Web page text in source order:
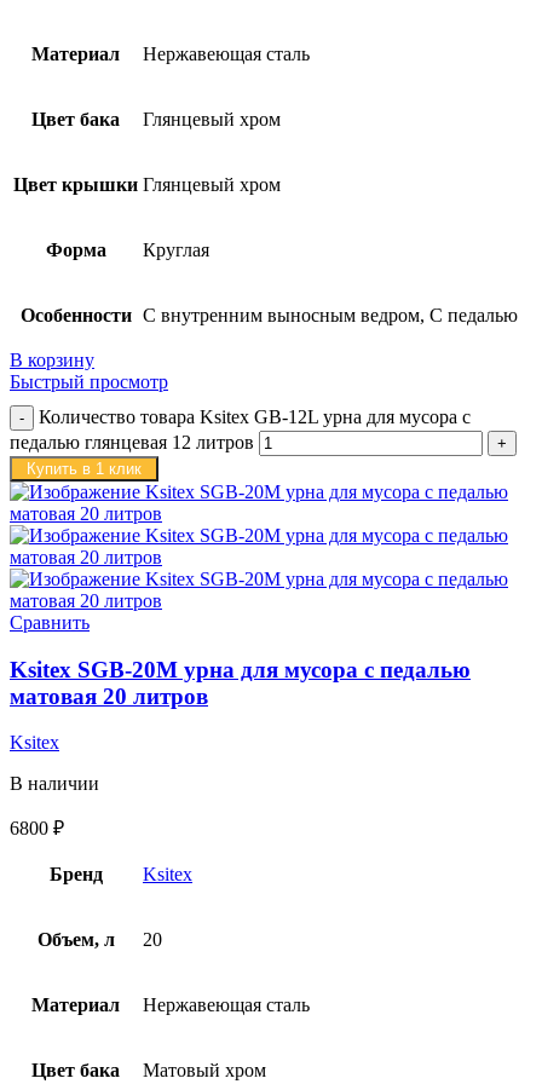
Материал Нержавеющая сталь
Цвет бака Глянцевый хром
Цвет крышки Глянцевый хром
Форма Круглая
Особенности С внутренним выносным ведром, С педалью
В корзину
Быстрый просмотр
Количество товара Ksitex GB-12L урна для мусора с
педалью глянцевая 12 литров
Купить в 1 клик
Сравнить
Ksitex SGB-20M урна для мусора с педалью
матовая 20 литров
Ksitex
В наличии
6800 ₽
Бренд Ksitex
Объем, л 20
Материал Нержавеющая сталь
Цвет бака Матовый хром